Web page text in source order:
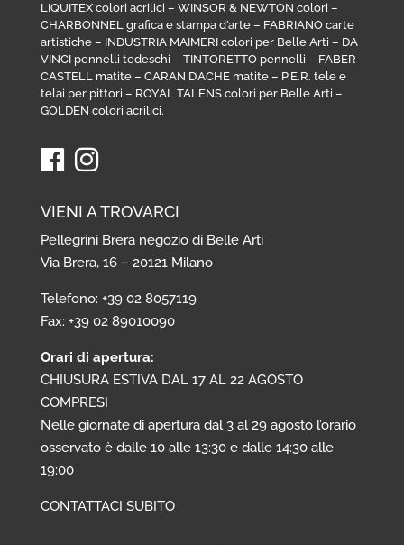
LIQUITEX colori acrilici – WINSOR & NEWTON colori –
CHARBONNEL grafica e stampa d’arte– FABRIANO carte
artistiche– INDUSTRIA MAIMERI colori per Belle Arti – DA
VINCI pennelli tedeschi – TINTORETTO pennelli – FABER-
CASTELL matite– CARAN D’ACHE matite– P.E.R. tele e
telai per pittori – ROYAL TALENS colori per Belle Arti –
GOLDEN colori acrilici.
VIENI A TROVARCI
Pellegrini Brera negozio di Belle Arti
Via Brera, 16 – 20121 Milano
Telefono: +39 02 8057119
Fax: +39 02 89010090
Orari di apertura:
CHIUSURA ESTIVA DAL 17 AL 22 AGOSTO
COMPRESI
Nelle giornate di apertura dal 3 al 29 agosto l’orario
osservato è dalle 10 alle 13:30 e dalle 14:30 alle
19:00
CONTATTACI SUBITO